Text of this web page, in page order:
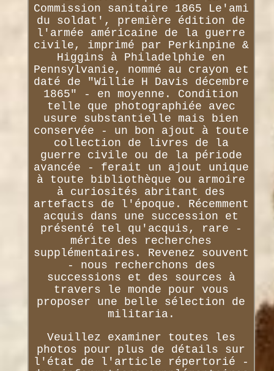
Commission sanitaire 1865 Le'ami
du soldat', première édition de
l'armée américaine de la guerre
civile, imprimé par Perkinpine &
Higgins à Philadelphie en
Pennsylvanie, nommé au crayon et
daté de "Willie H Davis décembre
1865" - en moyenne. Condition
telle que photographiée avec
usure substantielle mais bien
conservée - un bon ajout à toute
collection de livres de la
guerre civile ou de la période
avancée - ferait un ajout unique
à toute bibliothèque ou armoire
à curiosités abritant des
artefacts de l'époque. Récemment
acquis dans une succession et
présenté tel qu'acquis, rare -
mérite des recherches
supplémentaires. Revenez souvent
- nous recherchons des
successions et des sources à
travers le monde pour vous
proposer une belle sélection de
militaria.
Veuillez examiner toutes les
photos pour plus de détails sur
l'état de l'article répertorié -